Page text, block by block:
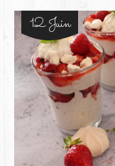
12 Juin